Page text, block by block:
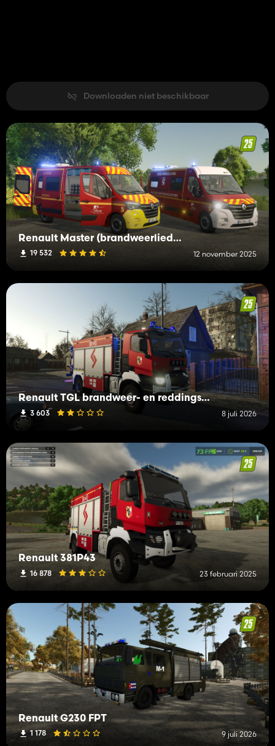
Downloaden niet beschikbaar
Renault Master (brandweerlieden)
19 532 12 november 2025
Renault TGL brandweer- en reddingseenheid
3 603 8 juli 2026
Renault 381P43
16 878 23 februari 2025
Renault G230 FPT
1 178 9 juli 2026